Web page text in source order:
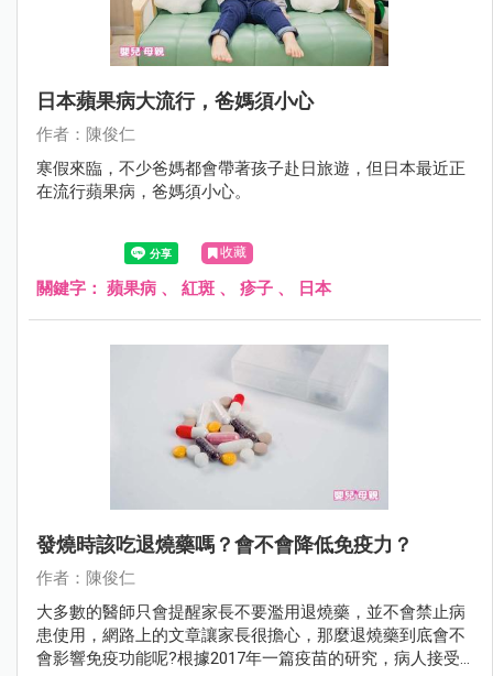
日本蘋果病大流行，爸媽須小心
作者：陳俊仁
寒假來臨，不少爸媽都會帶著孩子赴日旅遊，但日本最近正
在流行蘋果病，爸媽須小心。
收藏
關鍵字： 蘋果病 、 紅斑 、 疹子 、 日本
發燒時該吃退燒藥嗎？會不會降低免疫力？
作者：陳俊仁
大多數的醫師只會提醒家長不要濫用退燒藥，並不會禁止病
患使用，網路上的文章讓家長很擔心，那麼退燒藥到底會不
會影響免疫功能呢?根據2017年一篇疫苗的研究，病人接受